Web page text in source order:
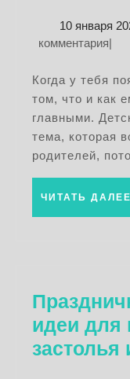
10 января
комментария|
Когда у тебя появляется малыш, вопросы о
том, что и как
главными.
тема, которая
родителей,
ЧИТАТЬ ДАЛЕЕ
идеи для
застолья